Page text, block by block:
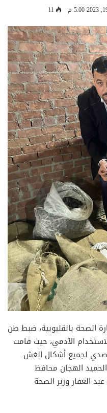
11
الصحة بالقليوبية، ضبط طن
الآدمي، حيث قامت
لجميع أشكال الغش
الحميد الهجان محافظ
الغفار وزير الصحة